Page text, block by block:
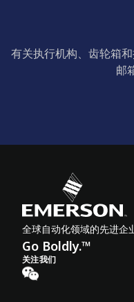
有关执行机构、齿轮箱
邮
全球自动化领域的先进企
Go Boldly.™
关注我们